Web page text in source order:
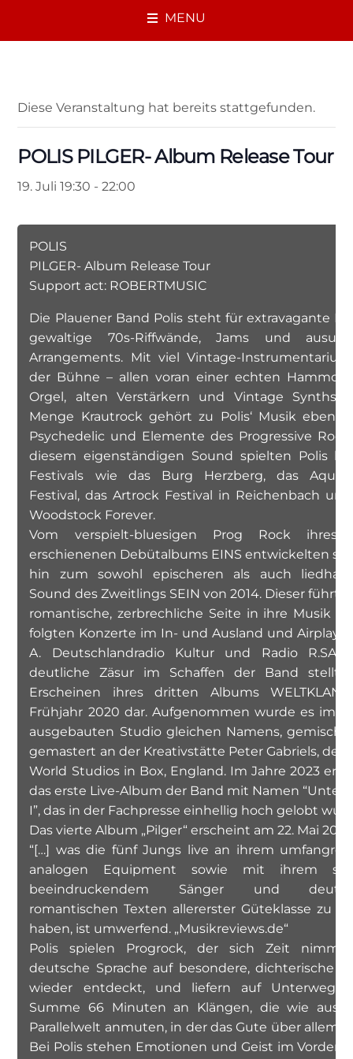
MENU
Diese Veranstaltung hat bereits stattgefunden.
POLIS PILGER- Album Release Tour
19. Juli 19:30 -22:00
POLIS
PILGER- Album Release Tour
Support act: ROBERTMUSIC
Die Plauener Band Polis steht für extravagante
gewaltige 70s-Riffwände, Jams und
Arrangements. Mit viel Vintage-
der Bühne – allen voran einer echten
Orgel, alten Verstärkern und Vintage Synths.
Menge Krautrock gehört zu Polis‘ Musik
Psychedelic und Elemente des Progressive
diesem eigenständigen Sound spielten Polis
Festivals wie das Burg Herzberg, das
Festival, das Artrock Festival in Reichenbach
Woodstock Forever.
Vom verspielt-bluesigen Prog Rock ihres
erschienenen Debütalbums EINS entwickelten sie
hin zum sowohl epischeren als auch
Sound des Zweitlings SEIN von 2014. Dieser führte
romantische, zerbrechliche Seite in ihre Musik
folgten Konzerte im In- und Ausland und Airplay
A. Deutschlandradio Kultur und Radio R.SA.
deutliche Zäsur im Schaffen der Band stellte
Erscheinen ihres dritten Albums
Frühjahr 2020 dar. Aufgenommen wurde es im
ausgebauten Studio gleichen Namens, gemischt
gemastert an der Kreativstätte Peter Gabriels, den
World Studios in Box, England. Im Jahre 2023
das erste Live-Album der Band mit Namen
I”, das in der Fachpresse einhellig hoch gelobt
Das vierte Album „Pilger“ erscheint am 22. Mai
“[…] was die fünf Jungs live an ihrem
analogen Equipment sowie mit ihrem
beeindruckendem Sänger und
romantischen Texten allererster Güteklasse zu
haben, ist umwerfend. „Musikreviews.de“
Polis spielen Progrock, der sich Zeit
deutsche Sprache auf besondere, dichterische
wieder entdeckt, und liefern auf
Summe 66 Minuten an Klängen, die wie aus
Parallelwelt anmuten, in der das Gute über allem
Bei Polis stehen Emotionen und Geist im